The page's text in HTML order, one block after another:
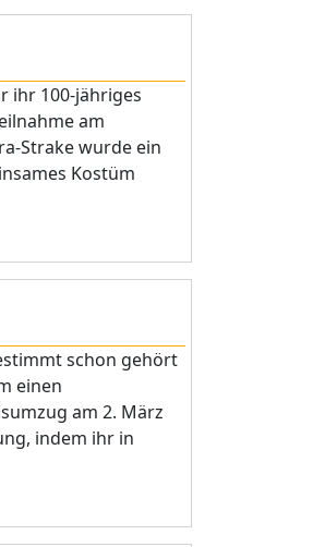
ihr 100-jähriges
am
Strake wurde ein
Kostüm
schon gehört
einen
am 2. März
indem ihr in